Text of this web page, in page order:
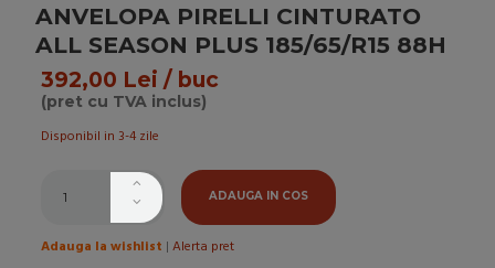
ANVELOPA PIRELLI CINTURATO
ALL SEASON PLUS 185/65/R15 88H
392,00 Lei / buc
(pret cu TVA inclus)
Disponibil in 3-4 zile
ADAUGA IN COS
Adauga la wishlist | Alerta pret